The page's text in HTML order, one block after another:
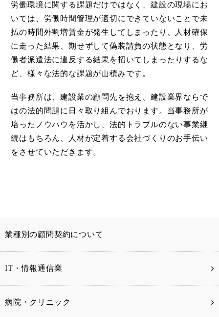
業種別の顧問契約について
IT・情報通信業
病院・クリニック
労働環境に関する課題だけではなく、建設の現場にお
いては、労働時間管理が適切にできていないことで未
払の時間外割増賃金が発生してしまったり、人材確保
に走った結果、期せずして偽装請負の状態となり、労
働者派遣法に違反する結果を招いてしまったりするな
ど、様々な法的な課題が山積みです。
当事務所は、建設業の顧問先を抱え、建設業界ならで
はの法的問題に日々取り組んでおります。当事務所が
培ったノウハウを活かし、法的トラブルのない事業継
続はもちろん、人材が定着する会社づくりのお手伝い
をさせていただきます。